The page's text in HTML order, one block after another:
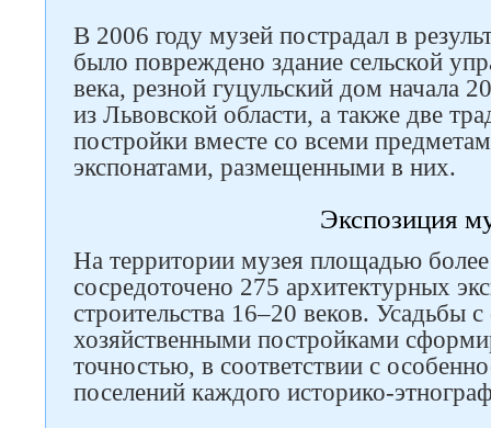
В 2006 году музей пострадал в
было повреждено здание сельской
века, резной гуцульский дом начала
из Львовской области, а также две
постройки вместе со всеми
экспонатами, размещенными в них.
Экспозиция
На территории музея площадью более
сосредоточено 275 архитектурных
строительства 16–20 веков. Усадьбы
хозяйственными постройками
точностью, в соответствии с
поселений каждого историко-